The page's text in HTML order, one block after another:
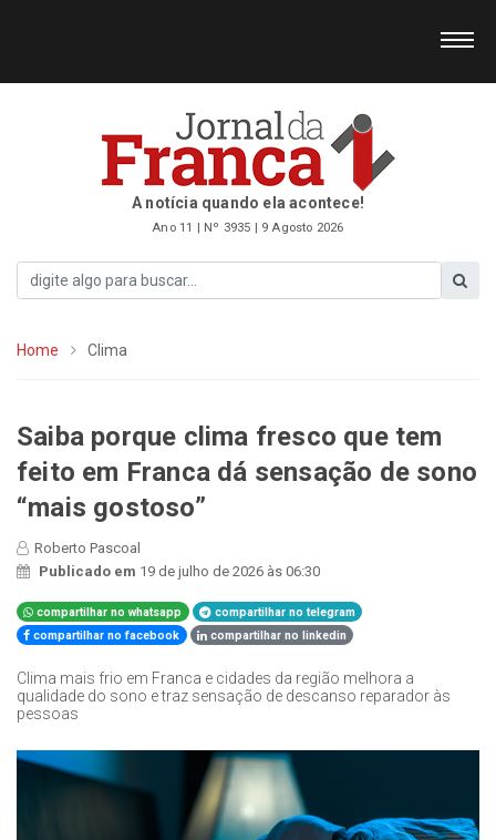
A notícia quando ela acontece!
Ano 11 | Nº 3935 | 9 Agosto 2026
Home Clima
Saiba porque clima fresco que tem
feito em Franca dá sensação de sono
“mais gostoso”
Roberto Pascoal
Publicado em 19 de julho de 2026 às 06:30
compartilhar no whatsapp
compartilhar no telegram
compartilhar no facebook
compartilhar no linkedin
Clima mais frio em Franca e cidades da região melhora a
qualidade do sono e traz sensação de descanso reparador às
pessoas